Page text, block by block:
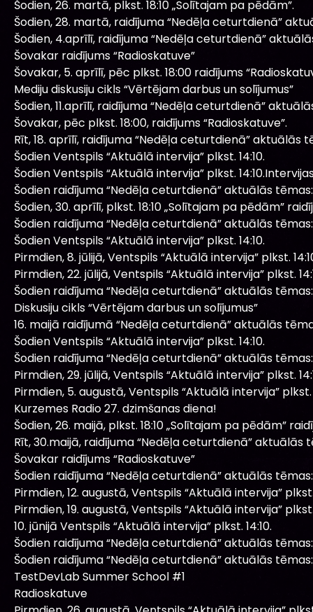
Šodien, 26. martā, plkst. 18:10 „Solītajam pa pēdām”.
Šodien, 28. martā, raidījuma “Nedēļa ceturtdienā”
Šodien, 4.aprīlī, raidījuma “Nedēļa ceturtdienā”
Šovakar raidījums “Radioskatuve”
Šovakar, 5. aprīlī, pēc plkst. 18:00 raidījums
Mediju diskusiju cikls “Vērtējam darbus un solījumus”
Šodien, 11.aprīlī, raidījuma “Nedēļa ceturtdienā”
Šovakar, pēc plkst. 18:00, raidījums “Radioskatuve”.
Rīt, 18. aprīlī, raidījuma “Nedēļa ceturtdienā” aktuālās
Šodien Ventspils “Aktuālā intervija” plkst. 14:10.
Šodien Ventspils “Aktuālā intervija” plkst.
Šodien raidījuma “Nedēļa ceturtdienā” aktuālās tēmas:
Šodien, 30. aprīlī, plkst. 18:10 „Solītajam pa pēdām”
Šodien raidījuma “Nedēļa ceturtdienā” aktuālās tēmas:
Šodien Ventspils “Aktuālā intervija” plkst. 14:10.
Pirmdien, 8. jūlijā, Ventspils “Aktuālā intervija” plkst.
Pirmdien, 22. jūlijā, Ventspils “Aktuālā intervija” plkst.
Šodien raidījuma “Nedēļa ceturtdienā” aktuālās tēmas:
Diskusiju cikls “Vērtējam darbus un solījumus”
16. maijā raidījumā “Nedēļa ceturtdienā” aktuālās
Šodien Ventspils “Aktuālā intervija” plkst. 14:10.
Šodien raidījuma “Nedēļa ceturtdienā” aktuālās tēmas:
Pirmdien, 29. jūlijā, Ventspils “Aktuālā intervija” plkst.
Pirmdien, 5. augustā, Ventspils “Aktuālā intervija” plkst.
Kurzemes Radio 27. dzimšanas diena!
Šodien, 26. maijā, plkst. 18:10 „Solītajam pa pēdām”
Rīt, 30.maijā, raidījuma “Nedēļa ceturtdienā” aktuālās
Šovakar raidījums “Radioskatuve”
Šodien raidījuma “Nedēļa ceturtdienā” aktuālās tēmas:
Pirmdien, 12. augustā, Ventspils “Aktuālā intervija” plkst.
Pirmdien, 19. augustā, Ventspils “Aktuālā intervija” plkst.
10. jūnijā Ventspils “Aktuālā intervija” plkst. 14:10.
Šodien raidījuma “Nedēļa ceturtdienā” aktuālās tēmas:
Šodien raidījuma “Nedēļa ceturtdienā” aktuālās tēmas:
TestDevLab Summer School #1
Radioskatuve